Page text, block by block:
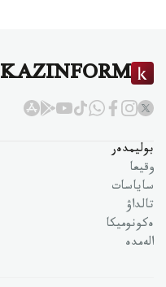
KAZINFORM
بوليمدەر
وقيعا
ساياسات
تالداۋ
ەكونوميكا
الەمدە